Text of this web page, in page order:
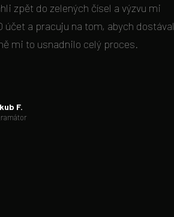
zpět do zelených čísel a výzvu mi
a pracuju na tom, abych dostával
mi to usnadnilo celý proces.
F.